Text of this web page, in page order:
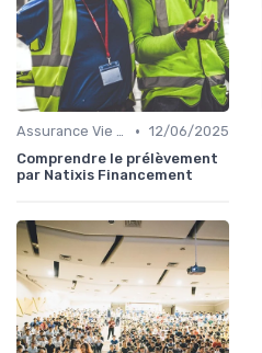
Assurance Vie et Épargne • 12/06/2025
Comprendre le prélèvement
par Natixis Financement